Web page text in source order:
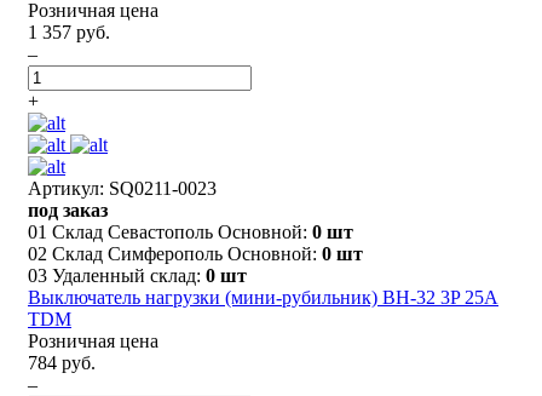
Розничная цена
1 357 руб.
–
+
Артикул: SQ0211-0023
под заказ
01 Склад Севастополь Основной: 0 шт
02 Склад Симферополь Основной: 0 шт
03 Удаленный склад: 0 шт
Выключатель нагрузки (мини-рубильник) ВН-32 3P 25A
TDM
Розничная цена
784 руб.
–